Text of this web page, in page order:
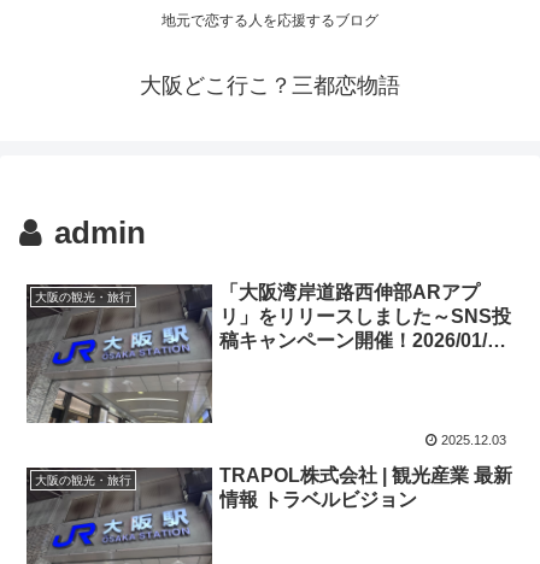
地元で恋する人を応援するブログ
大阪どこ行こ？三都恋物語
admin
大阪の観光・旅行 「 大阪湾岸道路西伸部ARアプ
リ」をリリースしました～SNS投
稿キャンペーン開催！2026/01/12
2025.12.03
大阪の観光・旅行 TRAPOL株式会社 |観光産業 最新
情報 トラベルビジョン